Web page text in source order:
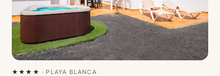
★★★★ · PLAYA BLANCA